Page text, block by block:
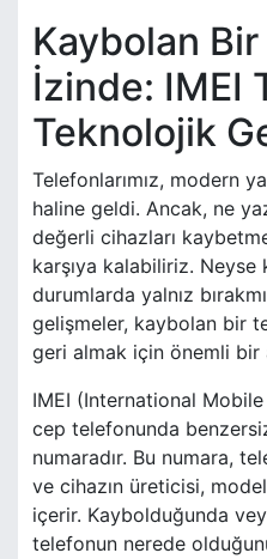
Kaybolan
İzinde: IMEI
Teknolojik
Telefonlarımız, modern
haline geldi. Ancak, ne
değerli cihazları
karşıya kalabiliriz.
durumlarda yalnız
gelişmeler, kaybolan bir
geri almak için önemli bir
IMEI (International
cep telefonunda
numaradır. Bu numara,
ve cihazın üreticisi,
içerir. Kaybolduğunda
telefonun nerede